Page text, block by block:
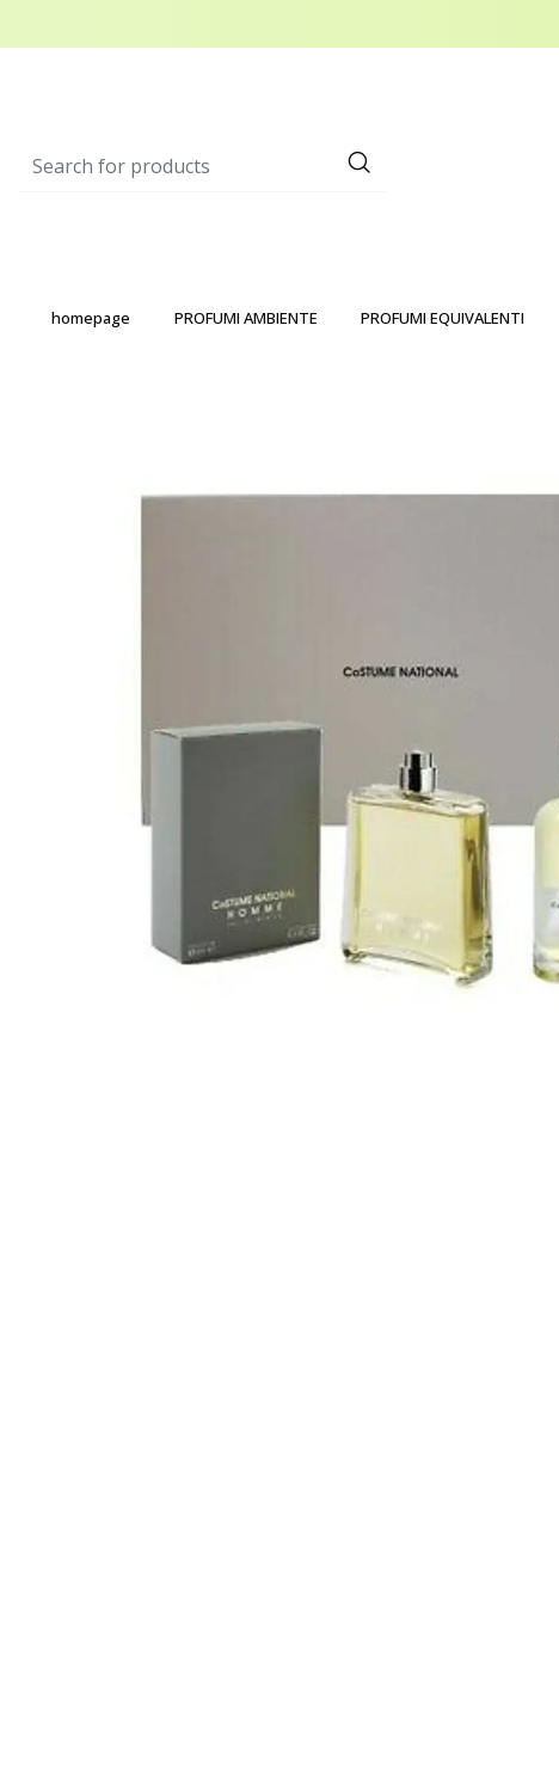
homepage PROFUMI AMBIENTE PROFUMI EQUIVALENTI